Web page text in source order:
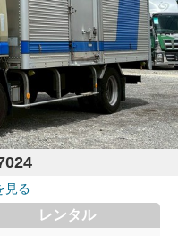
見る
レンタル